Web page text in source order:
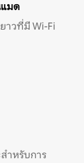
มด
าวที่มี Wi-Fi
ำหรับการ